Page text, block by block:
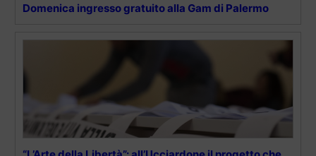
Domenica ingresso gratuito alla Gam di Palermo